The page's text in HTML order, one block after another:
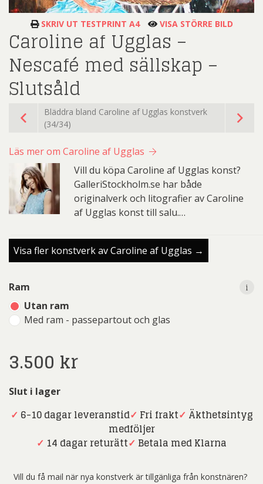
SKRIV UT TESTPRINT A4 VISA STÖRRE BILD
Caroline af Ugglas –
Nescafé med sällskap –
Slutsåld
Bläddra bland Caroline af Ugglas konstverk
(34/34)
Läs mer om Caroline af Ugglas
Vill du köpa Caroline af Ugglas konst?
GalleriStockholm.se har både
originalverk och litografier av Caroline
af Ugglas konst till salu.…
Visa fler konstverk av Caroline af Ugglas →
Ram
Utan ram
Med ram - passepartout och glas
i
3.500 kr
Slut i lager
✓ 6-10 dagar leveranstid✓ Fri frakt✓ Äkthetsintyg
medföljer
✓ 14 dagar returätt✓ Betala med Klarna
Vill du få mail när nya konstverk är tillgänliga från konstnären?